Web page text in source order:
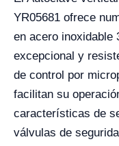
YR05681 ofrece
en acero inoxidable
excepcional y
de control por
facilitan su
características de
válvulas de